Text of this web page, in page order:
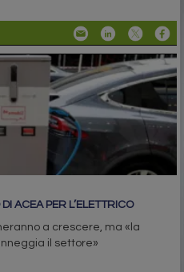
ACEA PER L’ELETTRICO
a crescere, ma «la
il settore»